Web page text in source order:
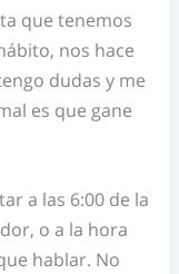
que tenemos
nos hace
dudas y me
es que gane
a las 6:00 de la
o a la hora
hablar. No